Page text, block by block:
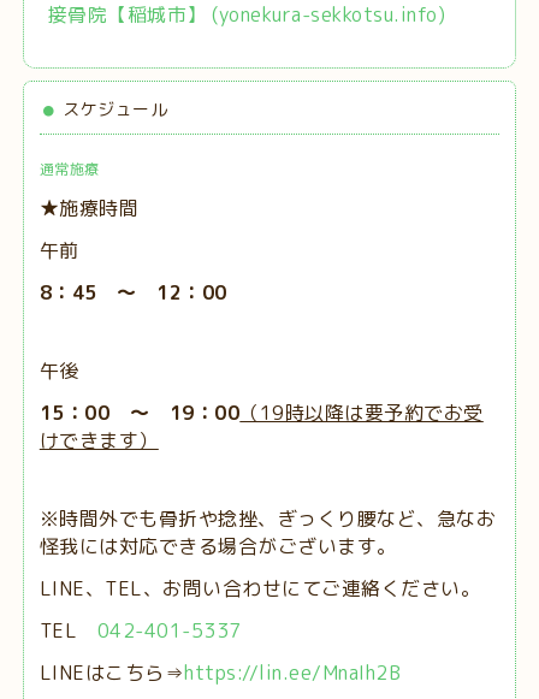
接骨院【稲城市】 (yonekura-sekkotsu.info)
スケジュール
通常施療
★施療時間
午前
8：45 ～ 12：00
午後
15：00 ～ 19：00 （19時以降は要予約でお受
けできます）
※時間外でも骨折や捻挫、ぎっくり腰など、急なお
怪我には対応できる場合がございます。
LINE、TEL、お問い合わせにてご連絡ください。
TEL 042-401-5337
LINEはこちら⇒https://lin.ee/MnaIh2B